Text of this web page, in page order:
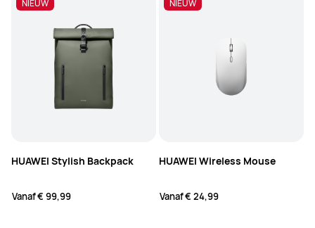
NIEUW NIEUW
HUAWEI Stylish Backpack
Vanaf€ 99,99
NIEUW
HUAWEI Wireless Mouse
Vanaf€ 24,99